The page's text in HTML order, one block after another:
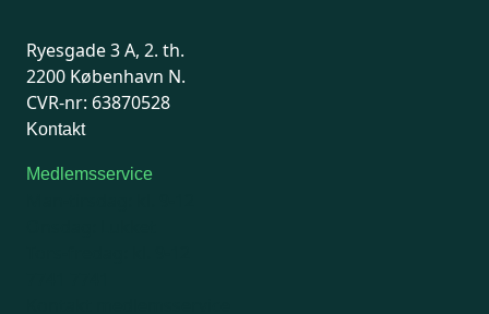
Ryesgade 3 A, 2. th.
2200 København N.
CVR-nr: 63870528
Kontakt
Medlemsservice